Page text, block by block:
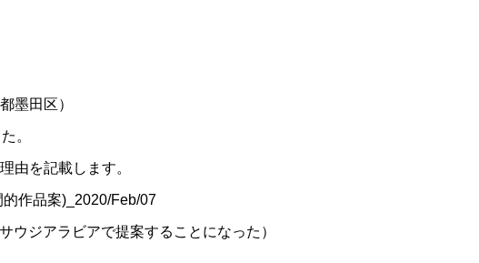
墨田区）
。
由を記載します。
作品案)_2020/Feb/07
ジアラビアで提案することになった）